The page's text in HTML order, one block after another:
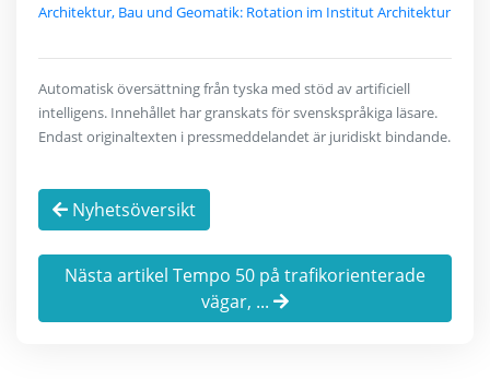
Architektur, Bau und Geomatik: Rotation im Institut Architektur
Automatisk översättning från tyska med stöd av artificiell
intelligens. Innehållet har granskats för svenskspråkiga läsare.
Endast originaltexten i pressmeddelandet är juridiskt bindande.
Nyhetsöversikt
Nästa artikel Tempo 50 på trafikorienterade
vägar, ...